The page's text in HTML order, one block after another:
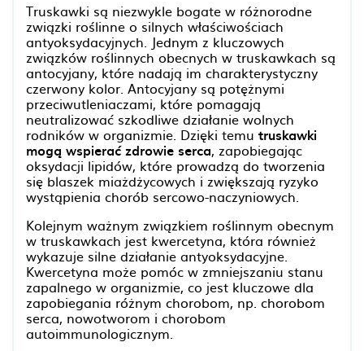
Truskawki są niezwykle bogate w różnorodne
związki roślinne o silnych właściwościach
antyoksydacyjnych. Jednym z kluczowych
związków roślinnych obecnych w truskawkach są
antocyjany, które nadają im charakterystyczny
czerwony kolor. Antocyjany są potężnymi
przeciwutleniaczami, które pomagają
neutralizować szkodliwe działanie wolnych
rodników w organizmie. Dzięki temu truskawki
mogą wspierać zdrowie serca, zapobiegając
oksydacji lipidów, które prowadzą do tworzenia
się blaszek miażdżycowych i zwiększają ryzyko
wystąpienia chorób sercowo-naczyniowych.
Kolejnym ważnym związkiem roślinnym obecnym
w truskawkach jest kwercetyna, która również
wykazuje silne działanie antyoksydacyjne.
Kwercetyna może pomóc w zmniejszaniu stanu
zapalnego w organizmie, co jest kluczowe dla
zapobiegania różnym chorobom, np. chorobom
serca, nowotworom i chorobom
autoimmunologicznym.